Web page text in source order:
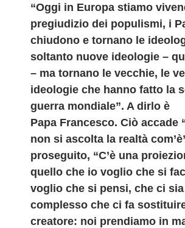
“Oggi in Europa stiamo
pregiudizio dei populismi, i
chiudono e tornano le
soltanto nuove ideologie –
– ma tornano le vecchie, le
ideologie che hanno fatto la
guerra mondiale”. A dirlo è
Papa Francesco. Ciò accade
non si ascolta la realtà
proseguito, “C’è una
quello che io voglio che si
voglio che si pensi, che ci
complesso che ci fa
creatore: noi prendiamo in